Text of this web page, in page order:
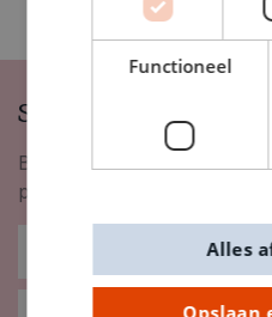
Schrijf je in op
Blijf op de hoogte van
promoties en meer!
Functioneel
Opslaan
Alles